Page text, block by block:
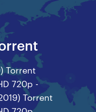
Torrent
720p -
Torrent